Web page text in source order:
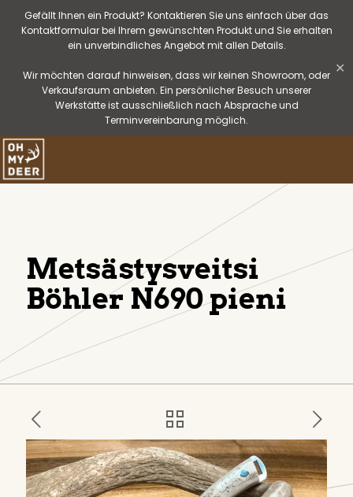
Gefällt Ihnen ein Produkt? Kontaktieren Sie uns einfach über das
Kontaktformular bei Ihrem gewünschten Produkt und Sie erhalten
ein unverbindliches Angebot mit allen Details.
Wir möchten darauf hinweisen, dass wir keinen Showroom, oder
Verkaufsraum anbieten. Ein persönlicher Besuch unserer
Werkstätte ist ausschließlich nach Absprache und
Terminvereinbarung möglich.
✕
Metsästysveitsi
Böhler N690 pieni